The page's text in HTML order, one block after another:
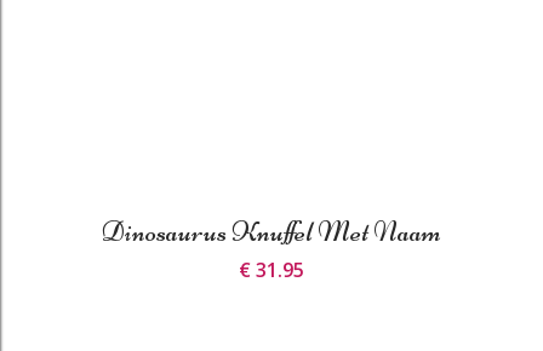
Dinosaurus Knuffel Met Naam
€ 31.95